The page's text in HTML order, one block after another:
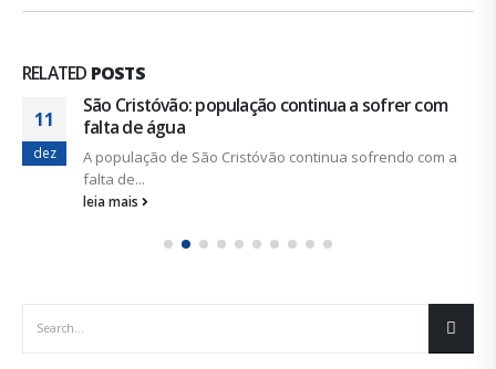
RELATED POSTS
11
dez
São Cristóvão: população continua a sofrer com
falta de água
A população de São Cristóvão continua sofrendo com a
falta de...
leia mais